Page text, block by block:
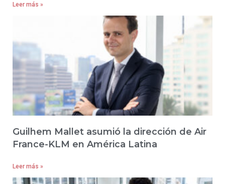
Leer más »
Guilhem Mallet asumió la dirección de Air
France-KLM en América Latina
Leer más »